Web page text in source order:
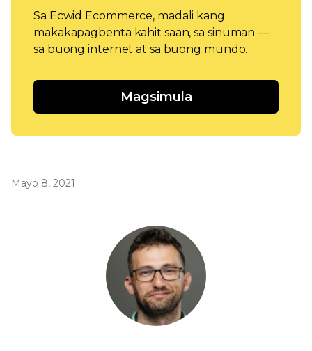
Sa Ecwid Ecommerce, madali kang
makakapagbenta kahit saan, sa sinuman —
sa buong internet at sa buong mundo.
Magsimula
Mayo 8, 2021